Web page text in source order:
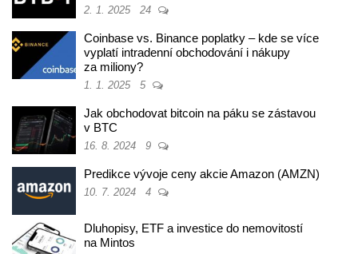
2. 1. 2025 24
Coinbase vs. Binance poplatky – kde se více
vyplatí intradenní obchodování i nákupy
za miliony?
1. 1. 2025 5
Jak obchodovat bitcoin na páku se zástavou
v BTC
16. 8. 2024 9
Predikce vývoje ceny akcie Amazon (AMZN)
10. 7. 2024 4
Dluhopisy, ETF a investice do nemovitostí
na Mintos